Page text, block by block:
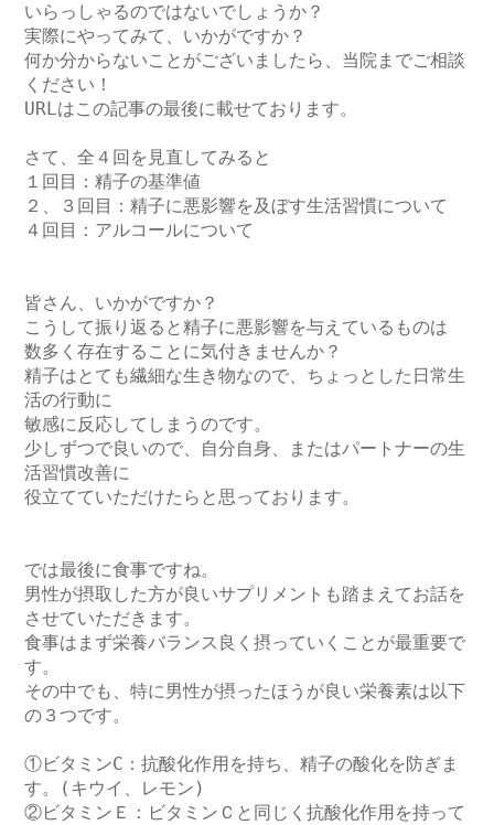
いらっしゃるのではないでしょうか？
実際にやってみて、いかがですか？
何か分からないことがございましたら、当院までご相談
ください！
URLはこの記事の最後に載せております。
さて、全４回を見直してみると
１回目：精子の基準値
２、３回目：精子に悪影響を及ぼす生活習慣について
４回目：アルコールについて
皆さん、いかがですか？
こうして振り返ると精子に悪影響を与えているものは
数多く存在することに気付きませんか？
精子はとても繊細な生き物なので、ちょっとした日常生
活の行動に
敏感に反応してしまうのです。
少しずつで良いので、自分自身、またはパートナーの生
活習慣改善に
役立てていただけたらと思っております。
では最後に食事ですね。
男性が摂取した方が良いサプリメントも踏まえてお話を
させていただきます。
食事はまず栄養バランス良く摂っていくことが最重要で
す。
その中でも、特に男性が摂ったほうが良い栄養素は以下
の３つです。
①ビタミンC：抗酸化作用を持ち、精子の酸化を防ぎま
す。(キウイ、レモン)
②ビタミンＥ：ビタミンＣと同じく抗酸化作用を持って